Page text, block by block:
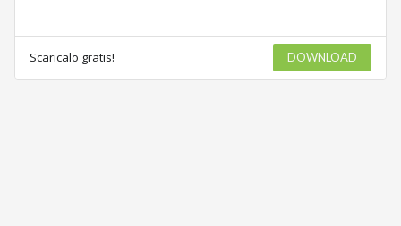
Scaricalo gratis! DOWNLOAD